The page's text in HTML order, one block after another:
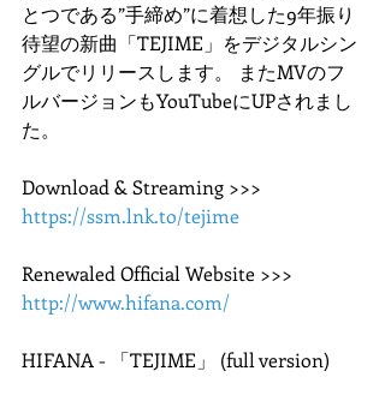
とつである”手締め”に着想した9年振り
待望の新曲「TEJIME」をデジタルシン
グルでリリースします。 またMVのフ
ルバージョンもYouTubeにUPされまし
た。
Download & Streaming >>>
https://ssm.lnk.to/tejime
Renewaled Official Website >>>
http://www.hifana.com/
HIFANA - 「TEJIME」 (full version)